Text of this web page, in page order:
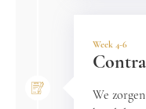
Week 4-6
We